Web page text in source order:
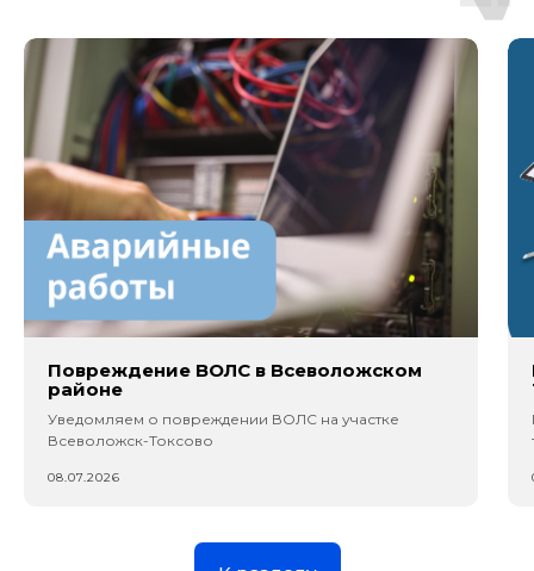
Повреждение ВОЛС в Всеволожском
районе
Уведомляем о повреждении ВОЛС на участке
Всеволожск-Токсово
08.07.2026